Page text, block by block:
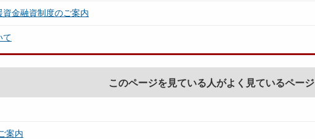
金融資制度のご案内
て
このページを見ている人がよく見ているページ
案内